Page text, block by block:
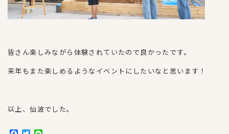
皆さん楽しみながら体験されていたので良かったです。
来年もまた楽しめるようなイベントにしたいなと思います！
以上、仙波でした。